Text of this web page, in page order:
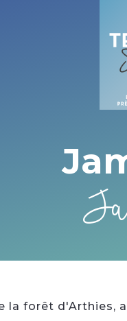
la forêt d'Arthies,